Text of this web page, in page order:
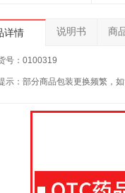
详情 说明书 商
号：0100319
示：部分商品包装更换频繁，